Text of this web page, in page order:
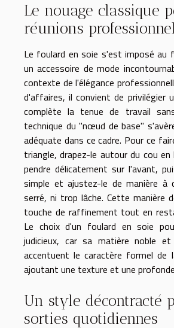
Le nouage classique
réunions
Le foulard en soie s'est imposé au
un accessoire de mode
contexte de l'élégance
d'affaires, il convient de privilégier
complète la tenue de travail
technique du "nœud de base"
adéquate dans ce cadre. Pour ce
triangle, drapez-le autour du cou
pendre délicatement sur l'avant,
simple et ajustez-le de manière
serré, ni trop lâche. Cette manière
touche de raffinement tout en
Le choix d'un foulard en soie
judicieux, car sa matière noble
accentuent le caractère formel
ajoutant une texture et une
Un style décontracté
sorties quotidiennes